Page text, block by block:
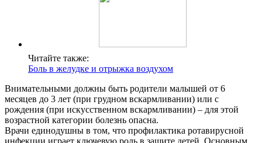
Читайте также:
Боль в желудке и отрыжка воздухом
Внимательными должны быть родители малышей от 6
месяцев до 3 лет (при грудном вскармливании) или с
рождения (при искусственном вскармливании) – для этой
возрастной категории болезнь опасна.
Врачи единодушны в том, что профилактика ротавирусной
инфекции играет ключевую роль в защите детей. Основным